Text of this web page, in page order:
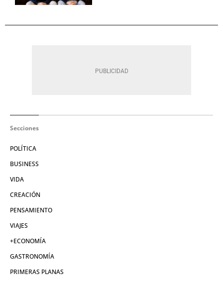
Secciones
POLÍTICA
BUSINESS
VIDA
CREACIÓN
PENSAMIENTO
VIAJES
+ECONOMÍA
GASTRONOMÍA
PRIMERAS PLANAS